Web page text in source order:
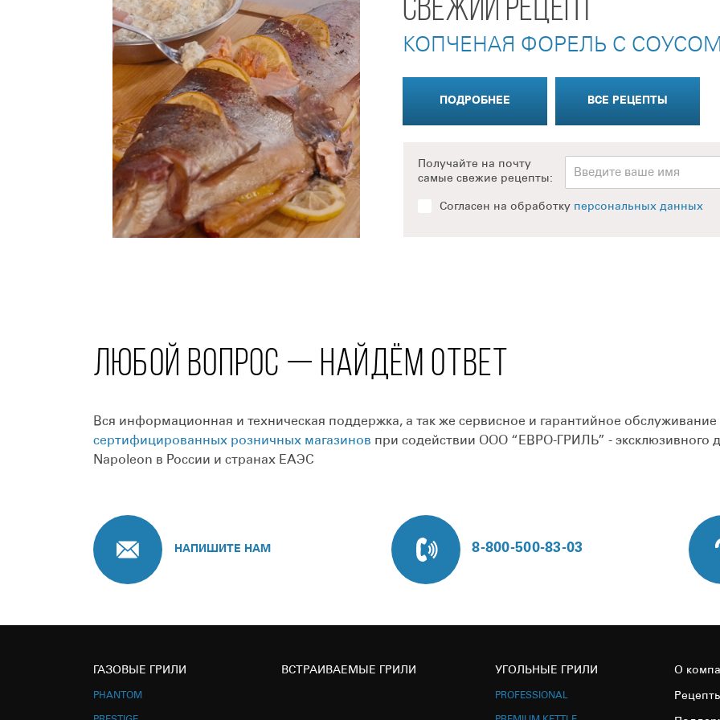
СВЕЖИЙ РЕЦЕПТ
КОПЧЕНАЯ ФОРЕЛЬ С СОУСОМ
ПОДРОБНЕЕ ВСЕ РЕЦЕПТЫ
Получайте на почту
самые свежие рецепты:
Согласен на обработку персональных данных
ЛЮБОЙ ВОПРОС — НАЙДЁМ ОТВЕТ
Вся информационная и техническая поддержка, а так же сервисное и гарантийное обслуживание
сертифицированных розничных магазинов при содействии ООО “ЕВРО-ГРИЛЬ” - эксклюзивного
Napoleon в России и странах ЕАЭС
НАПИШИТЕ НАМ 8-800-500-83-03
ГАЗОВЫЕ ГРИЛИ
PHANTOM
ВСТРАИВАЕМЫЕ ГРИЛИ УГОЛЬНЫЕ ГРИЛИ
PROFESSIONAL
О